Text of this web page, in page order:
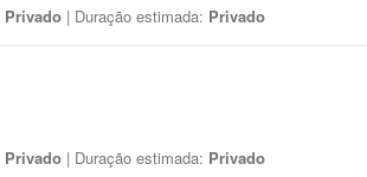
Privado | Duração estimada: Privado
Privado | Duração estimada: Privado